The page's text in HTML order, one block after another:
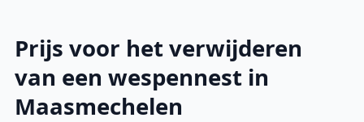
Prijs voor het verwijderen
van een wespennest in
Maasmechelen